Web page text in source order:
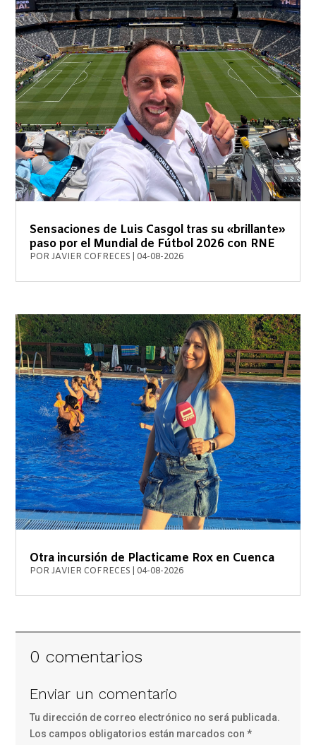
Sensaciones de Luis Casgol tras su «brillante»
paso por el Mundial de Fútbol 2026 con RNE
PORJAVIER COFRECES 04-08-2026
Otra incursión de Placticame Rox en Cuenca
PORJAVIER COFRECES 04-08-2026
0 comentarios
Enviar un comentario
Tu dirección de correo electrónico no será publicada.
Los campos obligatorios están marcados con*